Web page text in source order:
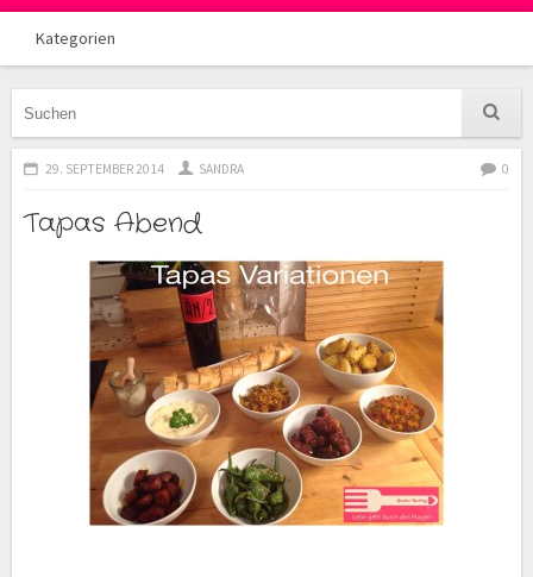
Kategorien
29. SEPTEMBER 2014 SANDRA 0
Tapas Abend